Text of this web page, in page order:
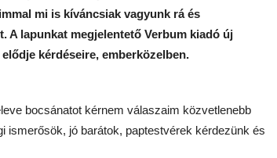
mi is kíváncsiak vagyunk rá és
A lapunkat megjelentető Verbum kiadó új
kérdéseire, emberközelben.
bocsánatot kérnem válaszaim közvetlenebb
ismerősök, jó barátok, paptestvérek kérdezünk és